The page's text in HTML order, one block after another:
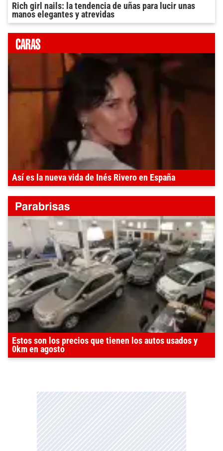
Rich girl nails: la tendencia de uñas para lucir unas
manos elegantes y atrevidas
Así es la nueva vida de Inés Rivero en España
Estos son los precios que tienen los autos usados y
0km en agosto